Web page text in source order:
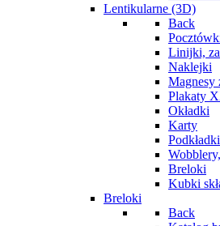
Lentikularne (3D)
Back
Linijki,
Naklejki
Magnesy
Plakaty
Okładki
Karty
Podkładki
Breloki
Kubki
Breloki
Back